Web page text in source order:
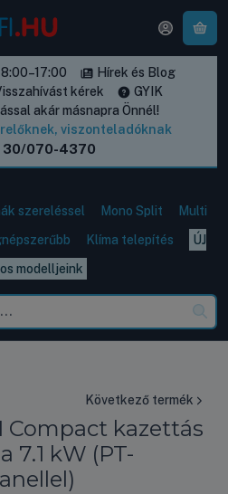
Hírek és Blog
kérek
GYIK
akár másnapra Önnél!
viszonteladóknak
30/070-4370
szereléssel Mono Split
Multi
Klíma telepítés
ÚJ
modelljeink
Következő termék
Compact kazettás
7.1 kW (PT-